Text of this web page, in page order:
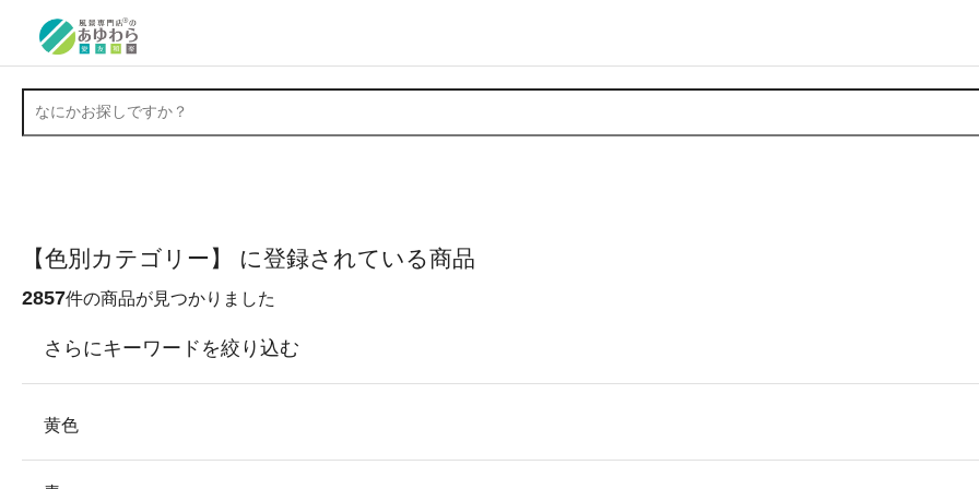
【色別カテゴリー】 に登録されている商品
2857件の商品が見つかりました
さらにキーワードを絞り込む
黄色